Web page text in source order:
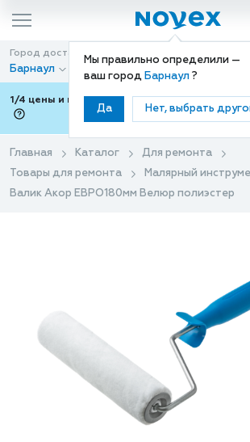
Мы правильно определили —
ваш город Барнаул ?
Да Нет, выбрать
Город доставки
Барнаул
Способ
Доставка
1/4 цены и покупки ваши с Подели
Можно
от 700
Главная Каталог
Для ремонта
Товары для ремонта
Малярный
Валик Акор ЕВРО180мм Велюр полиэстер